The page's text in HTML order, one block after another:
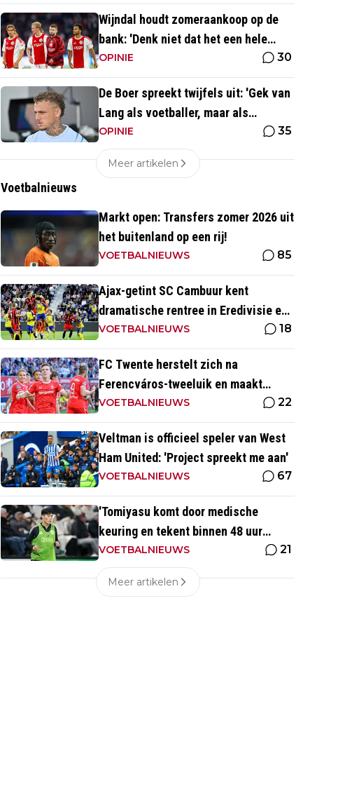
Wijndal houdt zomeraankoop op de
bank: 'Denk niet dat het een hele
goede verdediger is'
OPINIE 30
De Boer spreekt twijfels uit: 'Gek van
Lang als voetballer, maar als
persoonlijkheid niet'
OPINIE 35
Meer artikelen
Voetbalnieuws
Markt open: Transfers zomer 2026 uit
het buitenland op een rij!
VOETBALNIEUWS 85
Ajax-getint SC Cambuur kent
dramatische rentree in Eredivisie en
krijgt pak slaag in eigen huis
VOETBALNIEUWS 18
FC Twente herstelt zich na
Ferencváros-tweeluik en maakt
gehakt van Slowaakse opponent
VOETBALNIEUWS 22
Veltman is officieel speler van West
Ham United: 'Project spreekt me aan'
VOETBALNIEUWS 67
'Tomiyasu komt door medische
keuring en tekent binnen 48 uur
contract bij nieuwe club'
VOETBALNIEUWS 21
Meer artikelen